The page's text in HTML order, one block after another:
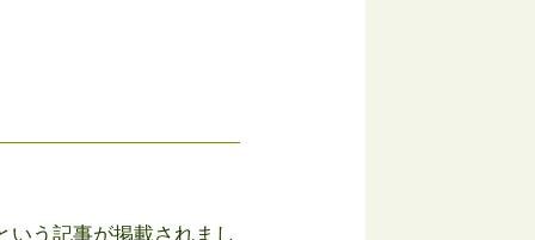
いう記事が掲載されまし